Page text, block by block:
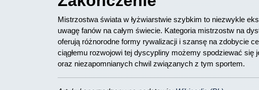
Mistrzostwa świata w łyżwiarstwie szybkim to niezwykle
uwagę fanów na całym świecie. Kategoria mistrzostw na
oferują różnorodne formy rywalizacji i szansę na zdobycie
ciągłemu rozwojowi tej dyscypliny możemy spodziewać
oraz niezapomnianych chwil związanych z tym sportem.